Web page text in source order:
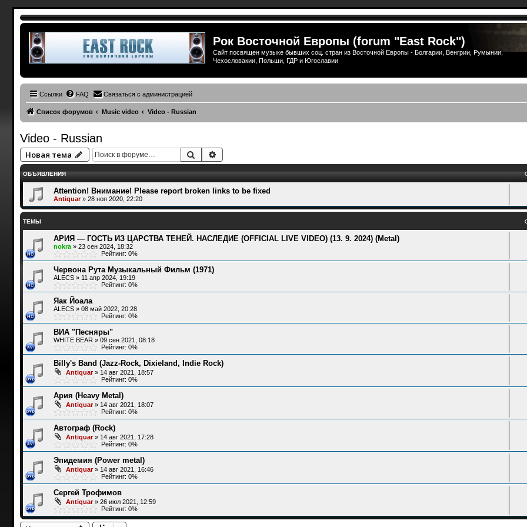
Рок Восточной Европы (forum "East Rock")
Сайт посвящен музыке бывших соц. стран из Восточной Европы - Болгарии, Венгрии, Румынии,
Чехословакии, Польши, ГДР и Югославии
Ссылки FAQ Связаться с администрацией
Список форумов Music video Video - Russian
Video - Russian
Новая тема Поиск
ОБЪЯВЛЕНИЯ
Attention! Внимание! Please report broken links to be fixed
Antiquar» 28 ноя 2020, 22:20
ТЕМЫ
АРИЯ — ГОСТЬ ИЗ ЦАРСТВА ТЕНЕЙ. НАСЛЕДИЕ (OFFICIAL LIVE VIDEO) (13. 9. 2024) (Metal)
nokra» 23 сен 2024, 18:32
Рейтинг: 0%
Червона Рута Музыкальный Фильм (1971)
ALECS» 11 апр 2024, 19:19
Рейтинг: 0%
Яак Йоала
ALECS» 08 май 2022, 20:28
Рейтинг: 0%
ВИА "Песняры"
WHITE BEAR » 09 сен 2021, 08:18
Рейтинг: 0%
Billy's Band (Jazz-Rock, Dixieland, Indie Rock)
Antiquar» 14 авг 2021, 18:57
Рейтинг: 0%
Ария (Heavy Metal)
Antiquar» 14 авг 2021, 18:07
Рейтинг: 0%
Автограф (Rock)
Antiquar» 14 авг 2021, 17:28
Рейтинг: 0%
Эпидемия (Power metal)
Antiquar» 14 авг 2021, 16:46
Рейтинг: 0%
Сергей Трофимов
Antiquar» 26 июл 2021, 12:59
Рейтинг: 0%